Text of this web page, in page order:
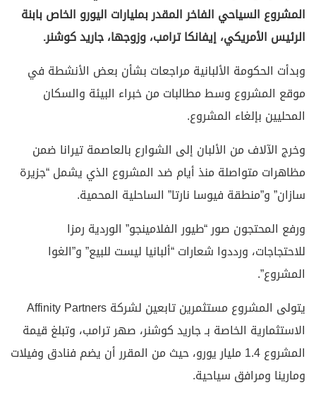
المشروع السياحي الفاخر المقدر بمليارات اليورو الخاص بابنة
الرئيس الأمريكي، إيفانكا ترامب، وزوجها، جاريد كوشنر.
وبدأت الحكومة الألبانية مراجعات بشأن بعض الأنشطة في
موقع المشروع وسط مطالبات من خبراء البيئة والسكان
المحليين بإلغاء المشروع.
وخرج الآلاف من الألبان إلى الشوارع بالعاصمة تيرانا ضمن
مظاهرات متواصلة منذ أيام ضد المشروع الذي يشمل “جزيرة
سازان” و”منطقة فيوسا نارتا” الساحلية المحمية.
ورفع المحتجون صور “طيور الفلامينجو” الوردية رمزا
للاحتجاجات، ورددوا شعارات “ألبانيا ليست للبيع” و”الغوا
المشروع”.
يتولى المشروع مستثمرين تابعين لشركة Affinity Partners
الاستثمارية الخاصة بـ جاريد كوشنر، صهر ترامب، وتبلغ قيمة
المشروع 1.4 مليار يورو، حيث من المقرر أن يضم فنادق وفيلات
ومارينا ومرافق سياحية.